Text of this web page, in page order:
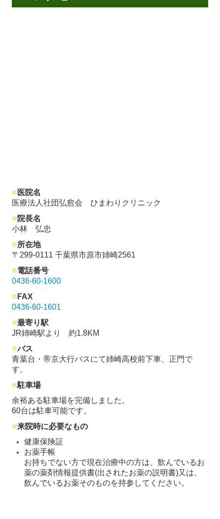
■ 医院名
医療法人社団弘愈会 ひまわりクリニック
■院長名
小林 弘忠
■所在地
〒299-0111 千葉県市原市姉崎2561
■電話番号
0436-60-1600
■ FAX
0436-60-1601
■最寄り駅
JR姉崎駅より 約1.8KM
■バス
青葉台・帝京大行バスにて姉崎高校前下車、正門で
す。
■駐車場
余裕ある駐車場を完備しました。
60台は駐車可能です。
■来院時に必要なもの
健康保険証
お薬手帳
お持ちでない方で現在治療中の方は、飲んでいるお
薬の薬剤情報提供書(出されたお薬の説明書)又は、
飲んでいるお薬そのものを持参してください。